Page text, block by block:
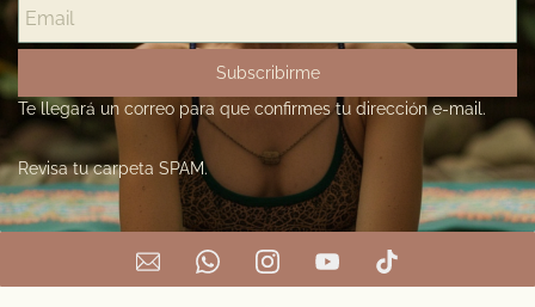
Subscribirme
Te llegará un correo para que confirmes tu dirección e-mail.
Revisa tu carpeta SPAM.